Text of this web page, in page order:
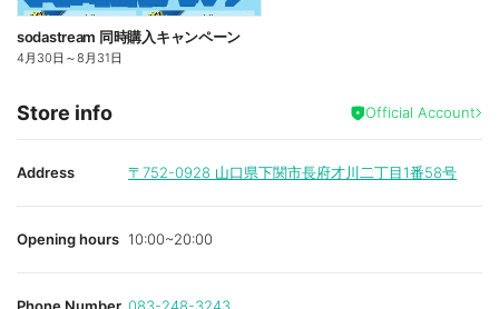
sodastream 同時購入キャンペーン
4月30日 ～8月31日
Store info Official Account
Address 〒752-0928 山口県下関市長府才川二丁目1番58号
Opening hours 10:00~20:00